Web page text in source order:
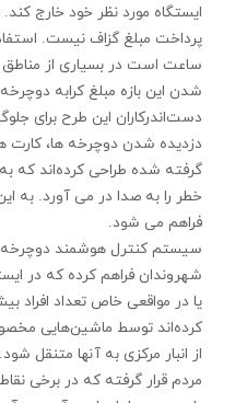
ایستگاه مورد نظر خود خارج کند.
پرداخت مبلغ گزاف نیست.
ساعت است در بسیاری از
شدن این بازه مبلغ کرابه
دست‌اندركاران این طرح برای
دزدیده شدن دوچرخه‌ ها، كارت
گرفته شده طراحی كرده‌‌اند كه
خطر را به صدا در می‌ آورد. به
فراهم می‌ شود.
سیستم کنترل هوشمند
شهروندان فراهم کرده که در
یا در مواقعی خاص تعداد افراد
کرده‌‌اند توسط ماشین‌هایی
از انبار مرکزی به آنها متنقل
مردم قرار گرفته که در برخی